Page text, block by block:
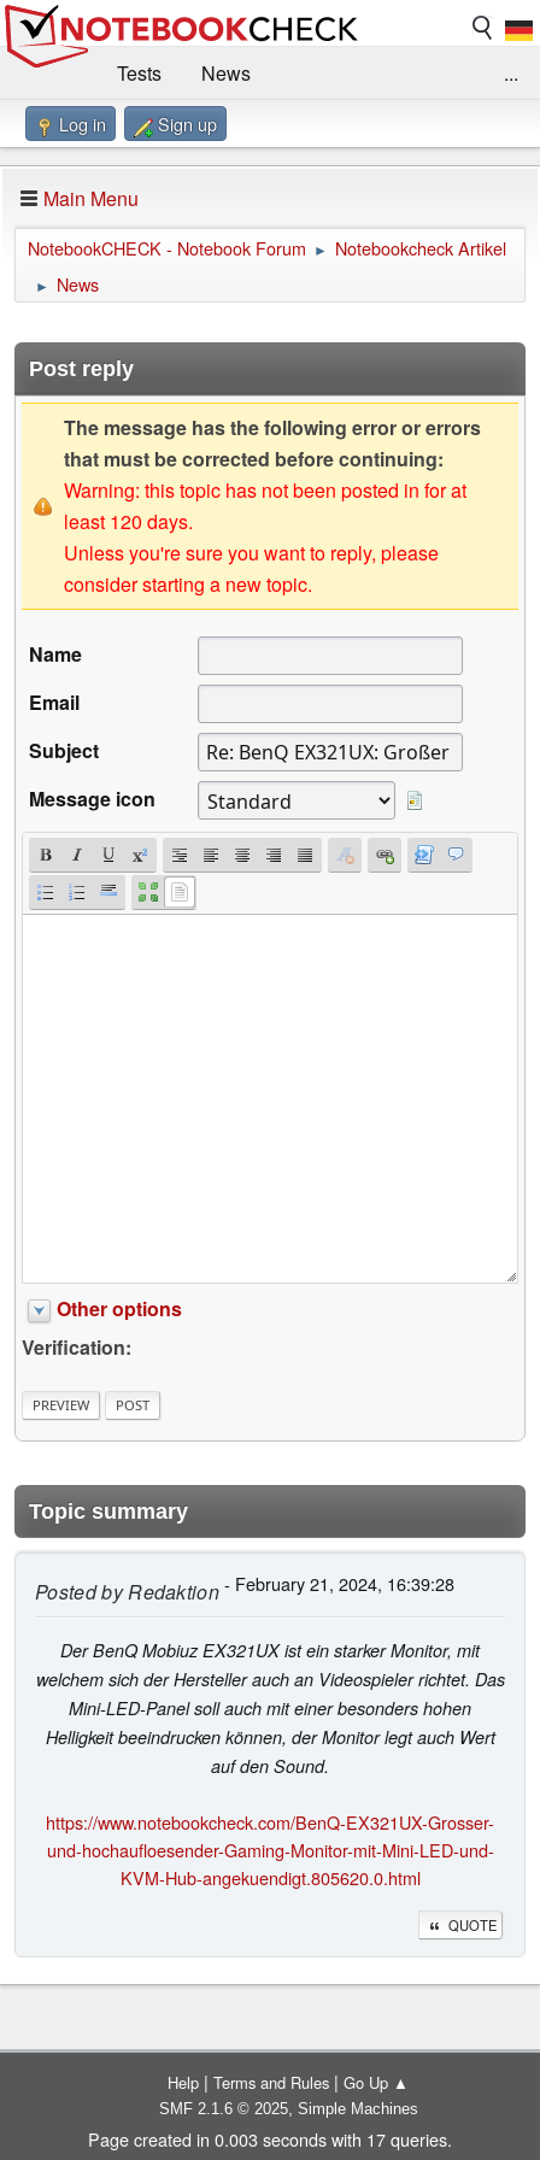
Tests
News
Benchmarks / Technik
Forum
Impressum
...
Log in Sign up
Main Menu
NotebookCHECK - Notebook Forum ► Notebookcheck Artikel
► News
Post reply
The message has the following error or errors
that must be corrected before continuing:
Warning: this topic has not been posted in for at
least 120 days.
Unless you're sure you want to reply, please
consider starting a new topic.
Name
Email
Subject
Message icon
Other options
Verification:
Topic summary
Posted byRedaktion- February 21, 2024, 16:39:28
Der BenQ Mobiuz EX321UX ist ein starker Monitor, mit
welchem sich der Hersteller auch an Videospieler richtet. Das
Mini-LED-Panel soll auch mit einer besonders hohen
Helligkeit beeindrucken können, der Monitor legt auch Wert
auf den Sound.
https://www.notebookcheck.com/BenQ-EX321UX-Grosser-
und-hochaufloesender-Gaming-Monitor-mit-Mini-LED-und-
KVM-Hub-angekuendigt.805620.0.html
QUOTE
Help | Terms and Rules | Go Up ▲
SMF 2.1.6 © 2025, Simple Machines
Page created in 0.003 seconds with 17 queries.